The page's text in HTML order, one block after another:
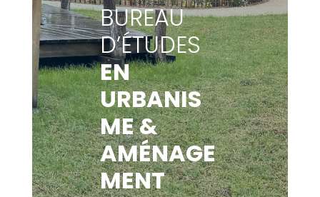
BUREAU
D’ÉTUDES
EN
URBANIS
ME &
AMÉNAGE
MENT